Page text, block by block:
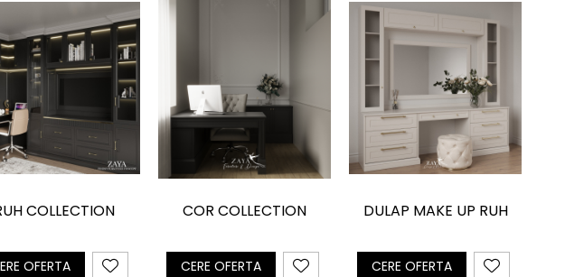
COLLECTION
OFERTA
COR COLLECTION
CERE OFERTA
DULAP MAKE UP RUH
CERE OFERTA